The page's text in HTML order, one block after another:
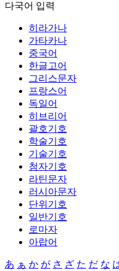
다국어 입력
히라가나
가타카나
중국어
한글고어
그리스문자
프랑스어
독일어
히브리어
괄호기호
학술기호
기술기호
첨자기호
라틴문자
러시아문자
단위기호
일반기호
로마자
아랍어
あ ぁ か が さ ざ た だ な